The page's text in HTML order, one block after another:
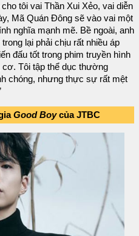
tôi vai Thần Xui Xẻo, vai diễn
Mã Quán Đông sẽ vào vai một
nghĩa mạnh mẽ. Bề ngoài, anh
lại phải chịu rất nhiều áp
đấu tốt trong phim truyền hình
cơ. Tôi tập thể dục thường
chóng, nhưng thực sự rất mệt
Good Boycủa JTBC